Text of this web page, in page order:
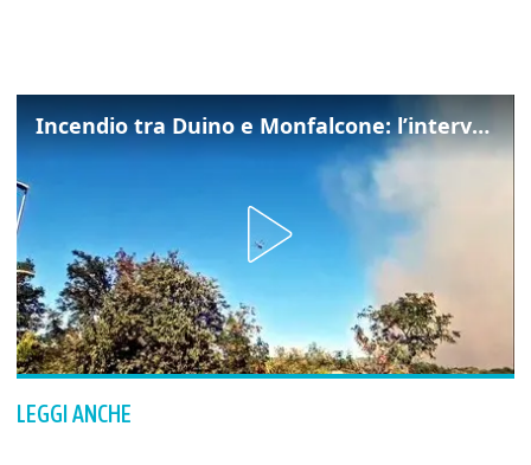
Incendio tra Duino e Monfalcone: l’intervento dei vigili del fuoco
LEGGI ANCHE